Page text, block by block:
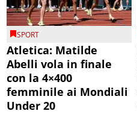
SPORT
Atletica: Matilde
Abelli vola in finale
con la 4×400
femminile ai Mondiali
Under 20